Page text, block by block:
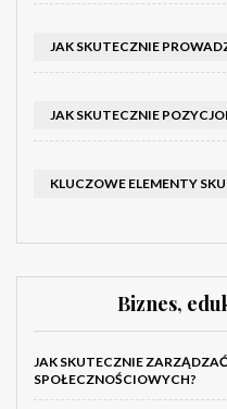
Biznes,
JAK SKUTECZNIE
SPOŁECZNOŚCIOWYCH?